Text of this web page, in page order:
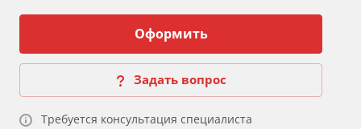
Оформить
Задать вопрос
Требуется консультация специалиста